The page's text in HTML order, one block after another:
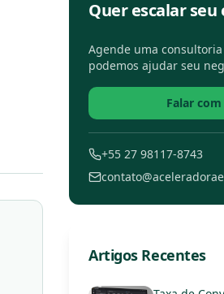
Quer escalar seu
Agende uma
podemos ajudar seu
Falar
+55 27 98117-8743
Artigos Recentes